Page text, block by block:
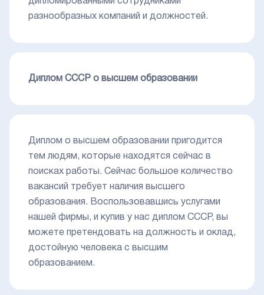
разнообразных компаний и должностей.
Диплом СССР о высшем образовании
Диплом о высшем образовании пригодится
тем людям, которые находятся сейчас в
поисках работы. Сейчас большое количество
вакансий требует наличия высшего
образования. Воспользовавшись услугами
нашей фирмы, и купив у нас диплом СССР, вы
можете претендовать на должность и оклад,
достойную человека с высшим
образованием.